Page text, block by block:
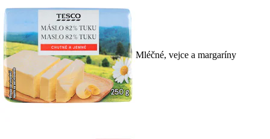
Mléčné, vejce a margaríny